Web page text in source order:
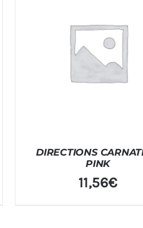
DIRECTIONS
PINK
11,56€